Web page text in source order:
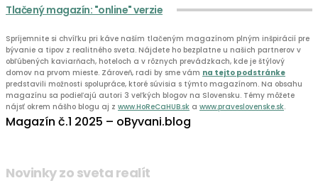
Tlačený magazín: "online" verzie
Spríjemnite si chvíľku pri káve naším tlačeným magazínom plným inšpirácií pre
bývanie a tipov z realitného sveta. Nájdete ho bezplatne u našich partnerov v
obľúbených kaviarňach, hoteloch a v rôznych prevádzkach, kde je štýlový
domov na prvom mieste. Zároveň, radi by sme vám na tejto podstránke
predstavili možnosti spolupráce, ktoré súvisia s týmto magazínom. Na obsahu
magazínu sa podieľajú autori 3 veľkých blogov na Slovensku. Témy môžete
nájsť okrem nášho blogu aj z www.HoReCaHUB.sk a www.praveslovenske.sk.
Magazín č.1 2025 – oByvani.blog
Novinky zo sveta realít